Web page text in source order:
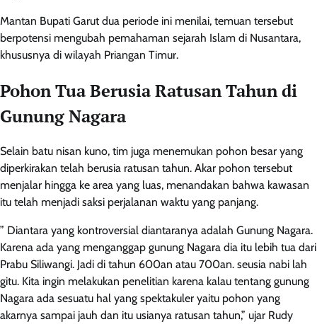
Mantan Bupati Garut dua periode ini menilai, temuan tersebut
berpotensi mengubah pemahaman sejarah Islam di Nusantara,
khususnya di wilayah Priangan Timur.
Pohon Tua Berusia Ratusan Tahun di
Gunung Nagara
Selain batu nisan kuno, tim juga menemukan pohon besar yang
diperkirakan telah berusia ratusan tahun. Akar pohon tersebut
menjalar hingga ke area yang luas, menandakan bahwa kawasan
itu telah menjadi saksi perjalanan waktu yang panjang.
” Diantara yang kontroversial diantaranya adalah Gunung Nagara.
Karena ada yang menganggap gunung Nagara dia itu lebih tua dari
Prabu Siliwangi. Jadi di tahun 600an atau 700an. seusia nabi lah
gitu. Kita ingin melakukan penelitian karena kalau tentang gunung
Nagara ada sesuatu hal yang spektakuler yaitu pohon yang
akarnya sampai jauh dan itu usianya ratusan tahun,” ujar Rudy